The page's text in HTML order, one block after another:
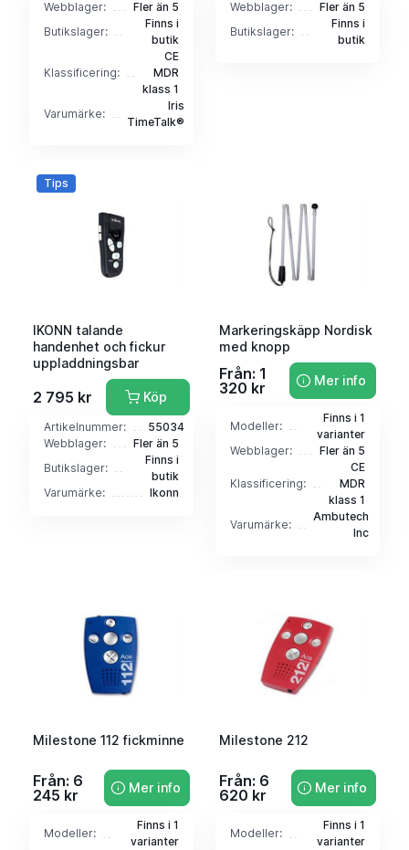
Webblager:
Fler än 5
Butikslager:
Finns i
butik
Klassificering:
CE
MDR
klass 1
Varumärke:
Iris
TimeTalk®
Webblager:
Fler än 5
Butikslager:
Finns i
butik
Tips
IKONN talande
handenhet och fickur
uppladdningsbar
2 795 kr Köp
Artikelnummer:
55034
Webblager:
Fler än 5
Butikslager:
Finns i
butik
Varumärke:
Ikonn
Markeringskäpp Nordisk
med knopp
Från: 1
320 kr
Mer info
Modeller:
Finns i 1
varianter
Webblager:
Fler än 5
Klassificering:
CE
MDR
klass 1
Varumärke:
Ambutech
Inc
Milestone 112 fickminne
Från: 6
245 kr
Mer info
Modeller:
Finns i 1
varianter
Milestone 212
Från: 6
620 kr
Mer info
Modeller:
Finns i 1
varianter